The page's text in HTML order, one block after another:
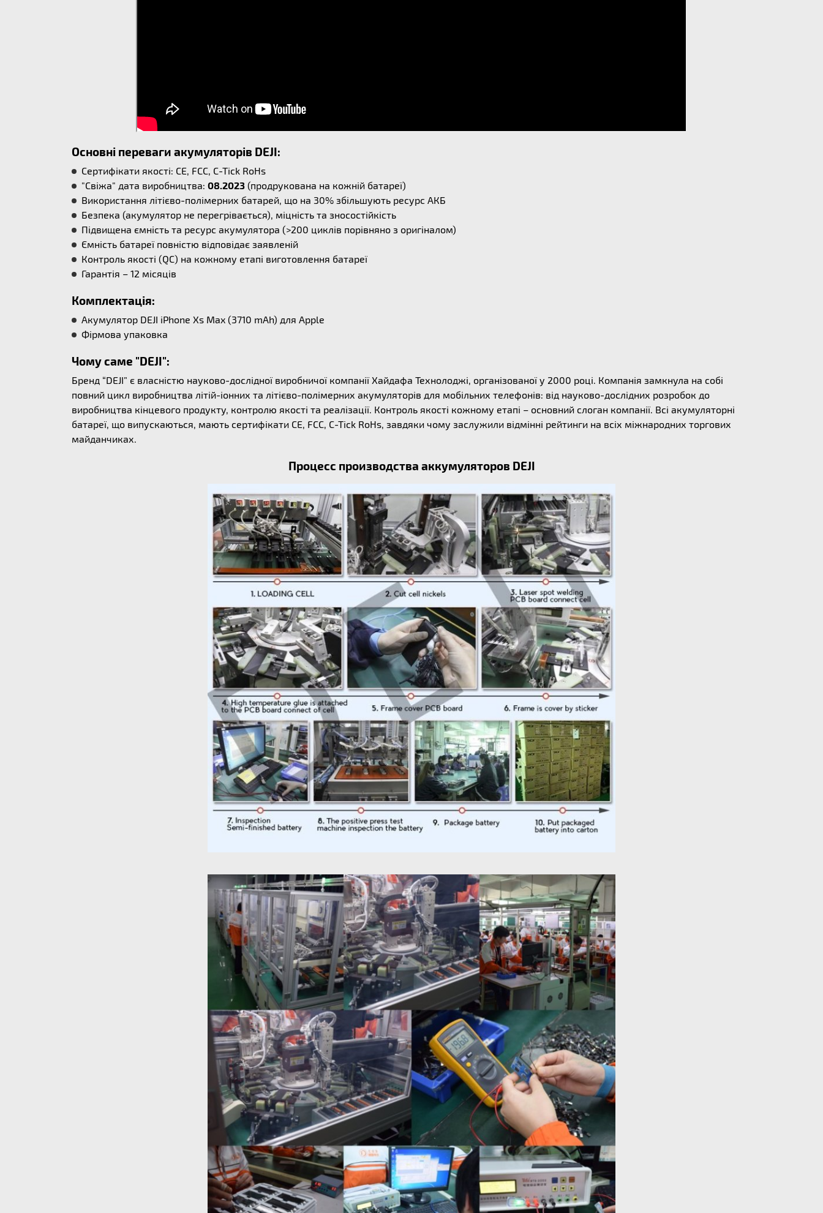
Основні переваги акумуляторів DEJI:
Сертифікати якості: CE, FCC, C-Tick RoHs
"Свіжа" дата виробництва: 08.2023 (продрукована на кожній батареї)
Використання літієво-полімерних батарей, що на 30% збільшують ресурс АКБ
Безпека (акумулятор не перегрівається), міцність та зносостійкість
Підвищена ємність та ресурс акумулятора (>200 циклів порівняно з оригіналом)
Ємність батареї повністю відповідає заявленій
Контроль якості (QC) на кожному етапі виготовлення батареї
Гарантія – 12 місяців
Комплектація:
Акумулятор DEJI iPhone Xs Max (3710 mAh) для Apple
Фірмова упаковка
Чому саме "DEJI":
Бренд “DEJI” є власністю науково-дослідної виробничої компанії Хайдафа Технолоджі, організованої у 2000 році. Компанія замкнула на собі
повний цикл виробництва літій-іонних та літієво-полімерних акумуляторів для мобільних телефонів: від науково-дослідних розробок до
виробництва кінцевого продукту, контролю якості та реалізації. Контроль якості кожному етапі – основний слоган компанії. Всі акумуляторні
батареї, що випускаються, мають сертифікати CE, FCC, C-Tick RoHs, завдяки чому заслужили відмінні рейтинги на всіх міжнародних торгових
майданчиках.
Процесс производства аккумуляторов DEJI